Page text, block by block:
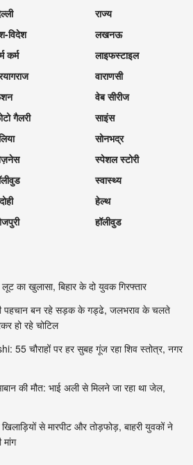
विदेश
कर्म
गैलरी
राज्य
लखनऊ
लाइफस्टाइल
वाराणसी
वेब सीरीज
साइंस
सोनभद्र
स्पेशल स्टोरी
स्वास्थ्य
हेल्थ
हॉलीवुड
का खुलासा, बिहार के दो युवक गिरफ्तार
पहचान बन रहे सड़क के गड्ढे, जलभराव के चलते
हो रहे चोटिल
55 चौराहों पर हर सुबह गूंज रहा शिव स्तोत्र, नगर
की मौत: भाई अली से मिलने जा रहा था जेल,
से मारपीट और तोड़फोड़, बाहरी युवकों ने
मांग